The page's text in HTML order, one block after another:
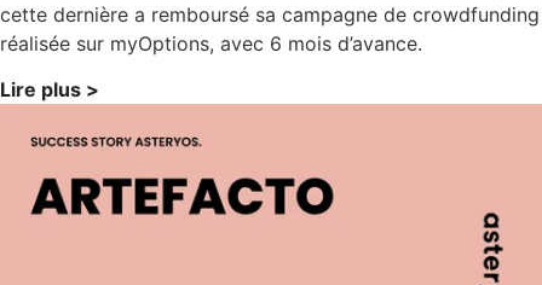
cette dernière a remboursé sa campagne de crowdfunding
réalisée sur myOptions, avec 6 mois d’avance.
Lire plus >